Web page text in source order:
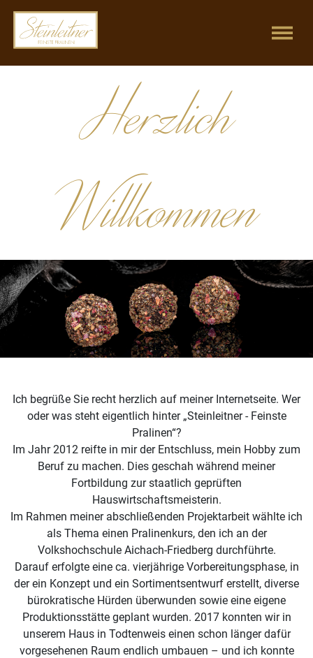
Herzlich
Willkommen
Ich begrüße Sie recht herzlich auf meiner Internetseite. Wer
oder was steht eigentlich hinter „Steinleitner - Feinste
Pralinen“?
Im Jahr 2012 reifte in mir der Entschluss, mein Hobby zum
Beruf zu machen. Dies geschah während meiner
Fortbildung zur staatlich geprüften
Hauswirtschaftsmeisterin.
Im Rahmen meiner abschließenden Projektarbeit wählte ich
als Thema einen Pralinenkurs, den ich an der
Volkshochschule Aichach-Friedberg durchführte.
Darauf erfolgte eine ca. vierjährige Vorbereitungsphase, in
der ein Konzept und ein Sortimentsentwurf erstellt, diverse
bürokratische Hürden überwunden sowie eine eigene
Produktionsstätte geplant wurden. 2017 konnten wir in
unserem Haus in Todtenweis einen schon länger dafür
vorgesehenen Raum endlich umbauen – und ich konnte